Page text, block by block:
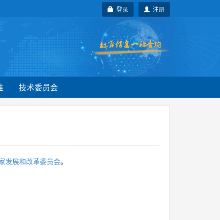
注册
登录
技术委员会
发展和改革委员会。